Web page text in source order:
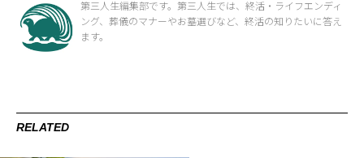
第三人生編集部です。第三人生では、終活・ライフエンディ
ング、葬儀のマナーやお墓選びなど、終活の知りたいに答え
ます。
RELATED